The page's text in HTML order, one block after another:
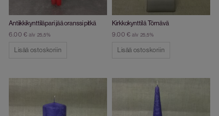
Antiikkikynttiläpari jää oranssi pitkä
6.00 € alv 25,5%
Lisää ostoskoriin
Kirkkokynttilä Törnävä
9.00 € alv 25,5%
Lisää ostoskoriin